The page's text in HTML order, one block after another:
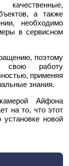
а также
необходимо
в сервисном
поэтому
свою работу
применяя
знания.
Айфона
на то, что этот
новой